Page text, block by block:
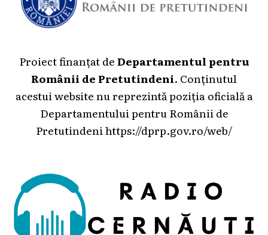
Proiect finanțat deDepartamentul pentru
Românii de Pretutindeni. Conținutul
acestui website nu reprezintă poziția oficială a
Departamentului pentru Românii de
Pretutindeni https://dprp.gov.ro/web/